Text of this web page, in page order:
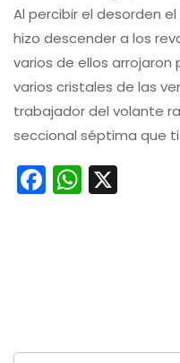
Al percibir el desorden
hizo descender a los
varios de ellos
varios cristales de las
trabajador del volante
seccional séptima que
Facebook